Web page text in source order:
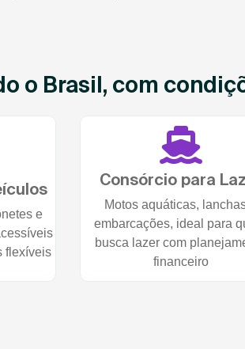
o Brasil, com
e
flexíveis
Consórcio para
Motos aquáticas,
embarcações, ideal para
busca lazer com
financeiro